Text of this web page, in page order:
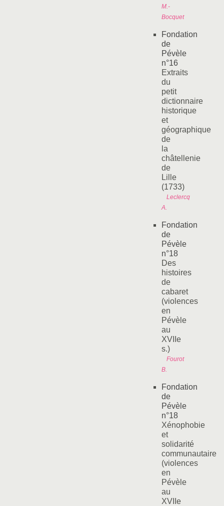
M.-
Bocquet
Fondation
de
Pévèle
n°16
Extraits
du
petit
dictionnaire
historique
et
géographique
de
la
châtellenie
de
Lille
(1733)
Leclercq
A.
Fondation
de
Pévèle
n°18
Des
histoires
de
cabaret
(violences
en
Pévèle
au
XVIIe
s.)
Fourot
B.
Fondation
de
Pévèle
n°18
Xénophobie
et
solidarité
communautaire
(violences
en
Pévèle
au
XVIIe